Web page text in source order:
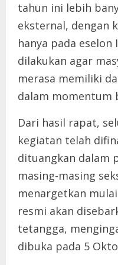
tahun ini lebih
eksternal, dengan
hanya pada eselon
dilakukan agar
merasa memiliki
dalam momentum
Dari hasil rapat,
kegiatan telah
dituangkan dalam
masing-masing
menargetkan
resmi akan
tetangga,
dibuka pada 5